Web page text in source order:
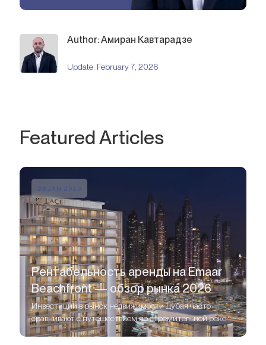
Author: Амиран Кавтарадзе
Update: February 7, 2026
Featured Articles
Рентабельность аренды на Emaar
Beachfront — обзор рынка 2026
Инвестиции в рынок недвижимости Дубая часто
сравнивают с путешествием по стремительной реке
— динамично, перспективно и требует правильного